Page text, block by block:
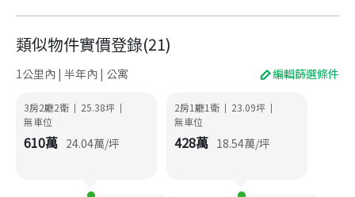
類似物件實價登錄(21)
1公里內 | 半年內 | 公寓 編輯篩選條件
3房2廳2衛 | 25.38坪 |
無車位
610萬 24.04萬/坪
2房1廳1衛 | 23.09坪 |
無車位
428萬 18.54萬/坪